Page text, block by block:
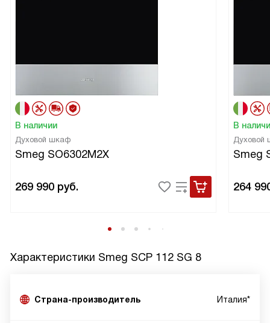
В наличии
Духовой шкаф
Smeg SO6302M2X
269 990 руб.
В
Духовой
Smeg
264
Характеристики Smeg SCP 112 SG 8
Страна-производитель Италия*